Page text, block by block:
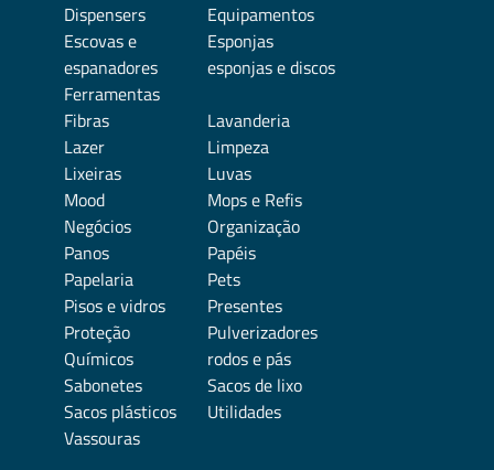
Dispensers
Equipamentos
Escovas e
espanadores
Esponjas
esponjas e discos
Ferramentas
Fibras
Lavanderia
Lazer
Limpeza
Lixeiras
Luvas
Mood
Mops e Refis
Negócios
Organização
Panos
Papéis
Papelaria
Pets
Pisos e vidros
Presentes
Proteção
Pulverizadores
Químicos
rodos e pás
Sabonetes
Sacos de lixo
Sacos plásticos
Utilidades
Vassouras